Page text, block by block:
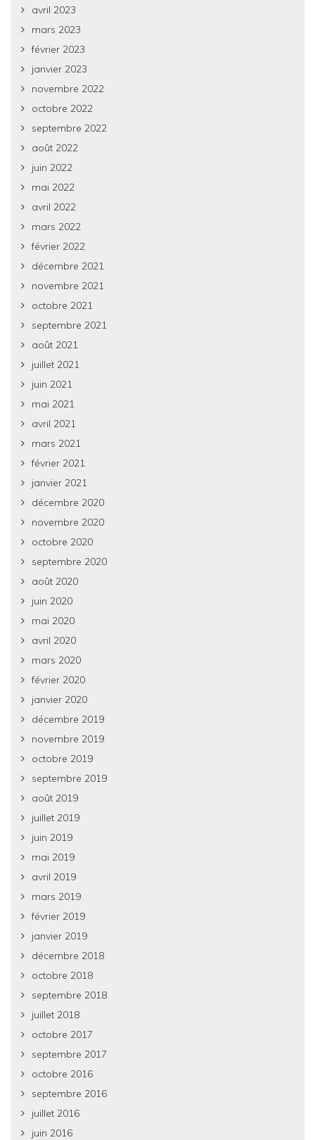
avril 2023
mars 2023
février 2023
janvier 2023
novembre 2022
octobre 2022
septembre 2022
août 2022
juin 2022
mai 2022
avril 2022
mars 2022
février 2022
décembre 2021
novembre 2021
octobre 2021
septembre 2021
août 2021
juillet 2021
juin 2021
mai 2021
avril 2021
mars 2021
février 2021
janvier 2021
décembre 2020
novembre 2020
octobre 2020
septembre 2020
août 2020
juin 2020
mai 2020
avril 2020
mars 2020
février 2020
janvier 2020
décembre 2019
novembre 2019
octobre 2019
septembre 2019
août 2019
juillet 2019
juin 2019
mai 2019
avril 2019
mars 2019
février 2019
janvier 2019
décembre 2018
octobre 2018
septembre 2018
juillet 2018
octobre 2017
septembre 2017
octobre 2016
septembre 2016
juillet 2016
juin 2016